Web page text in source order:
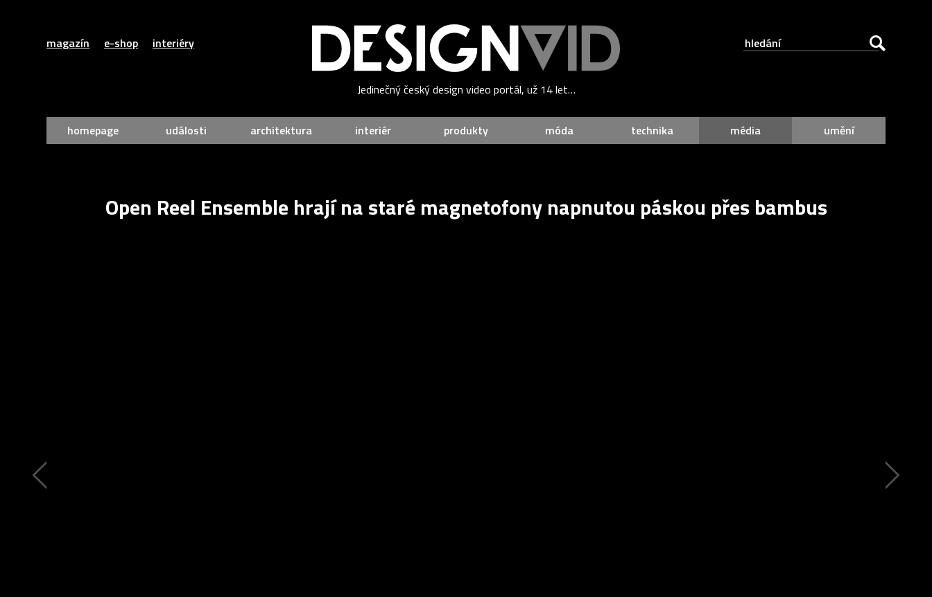
magazín e-shop interiéry
Jedinečný český design video portál, už 14 let…
homepage události architektura interiér produkty móda technika média umění
Open Reel Ensemble hrají na staré magnetofony napnutou páskou přes bambus